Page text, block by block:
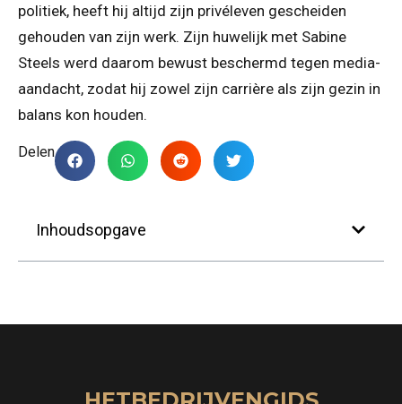
politiek, heeft hij altijd zijn privéleven gescheiden
gehouden van zijn werk. Zijn huwelijk met Sabine
Steels werd daarom bewust beschermd tegen media-
aandacht, zodat hij zowel zijn carrière als zijn gezin in
balans kon houden.
Delen
Inhoudsopgave